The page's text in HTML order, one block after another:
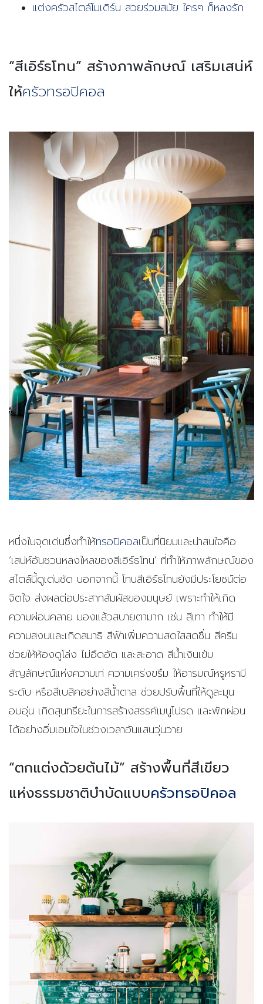
แต่งครัวสไตล์โมเดิร์น สวยร่วมสมัย ใครๆ ก็หลงรัก
“สีเอิร์ธโทน” สร้างภาพลักษณ์ เสริมเสน่ห์
ให้ครัวทรอปิคอล
หนึ่งในจุดเด่นซึ่งทำให้ทรอปิคอลเป็นที่นิยมและน่าสนใจคือ
‘เสน่ห์อันชวนหลงใหลของสีเอิร์ธโทน’ ที่ทำให้ภาพลักษณ์ของ
สไตล์นี้ดูเด่นชัด นอกจากนี้ โทนสีเอิร์ธโทนยังมีประโยชน์ต่อ
จิตใจ ส่งผลต่อประสาทสัมผัสของมนุษย์ เพราะทำให้เกิด
ความผ่อนคลาย มองแล้วสบายตามาก เช่น สีเทา ทำให้มี
ความสงบและเกิดสมาธิ สีฟ้าเพิ่มความสดใสสดชื่น สีครีม
ช่วยให้ห้องดูโล่ง ไม่อึดอัด และสะอาด สีน้ำเงินเข้ม
สัญลักษณ์แห่งความเท่ ความเคร่งขรึม ให้อารมณ์หรูหรามี
ระดับ หรือสีเบสิคอย่างสีน้ำตาล ช่วยปรับพื้นที่ให้ดูละมุน
อบอุ่น เกิดสุนทรียะในการสร้างสรรค์เมนูโปรด และพักผ่อน
ได้อย่างอิ่มเอมใจในช่วงเวลาอันแสนวุ่นวาย
“ตกแต่งด้วยต้นไม้” สร้างพื้นที่สีเขียว
แห่งธรรมชาติบำบัดแบบครัวทรอปิคอล